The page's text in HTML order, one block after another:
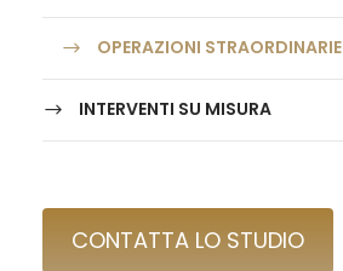
OPERAZIONI STRAORDINARIE
INTERVENTI SU MISURA
CONTATTA LO STUDIO